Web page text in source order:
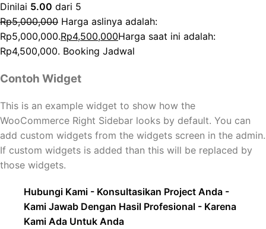
Dinilai 5.00 dari 5
Rp5,000,000 Harga aslinya adalah:
Rp5,000,000.Rp4,500,000Harga saat ini adalah:
Rp4,500,000. Booking Jadwal
Contoh Widget
This is an example widget to show how the
WooCommerce Right Sidebar looks by default. You can
add custom widgets from the widgets screen in the admin.
If custom widgets is added than this will be replaced by
those widgets.
Hubungi Kami - Konsultasikan Project Anda -
Kami Jawab Dengan Hasil Profesional - Karena
Kami Ada Untuk Anda